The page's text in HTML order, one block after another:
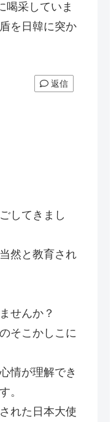
喝采していま
を日韓に突か
返信
してきまし
然と教育され
せんか？
そこかしこに
情が理解でき
。
れた日本大使